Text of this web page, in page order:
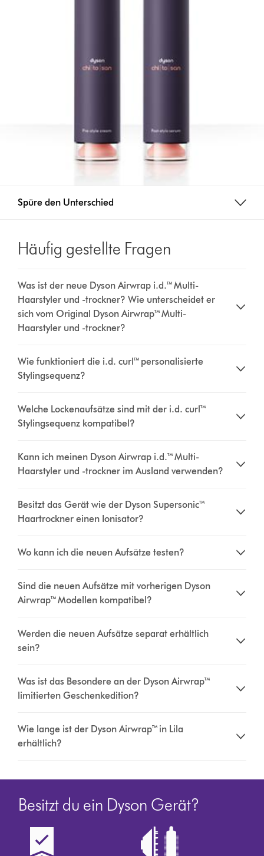
Spüre den Unterschied
Häufig gestellte Fragen
Was ist der neue Dyson Airwrap i.d.™ Multi-
Haarstyler und -trockner? Wie unterscheidet er
sich vom Original Dyson Airwrap™ Multi-
Haarstyler und -trockner?
Wie funktioniert die i.d. curl™ personalisierte
Stylingsequenz?
Welche Lockenaufsätze sind mit der i.d. curl™
Stylingsequenz kompatibel?
Kann ich meinen Dyson Airwrap i.d.™ Multi-
Haarstyler und -trockner im Ausland verwenden?
Besitzt das Gerät wie der Dyson Supersonic™
Haartrockner einen Ionisator?
Wo kann ich die neuen Aufsätze testen?
Sind die neuen Aufsätze mit vorherigen Dyson
Airwrap™ Modellen kompatibel?
Werden die neuen Aufsätze separat erhältlich
sein?
Was ist das Besondere an der Dyson Airwrap™
limitierten Geschenkedition?
Wie lange ist der Dyson Airwrap™ in Lila
erhältlich?
Besitzt du ein Dyson Gerät?